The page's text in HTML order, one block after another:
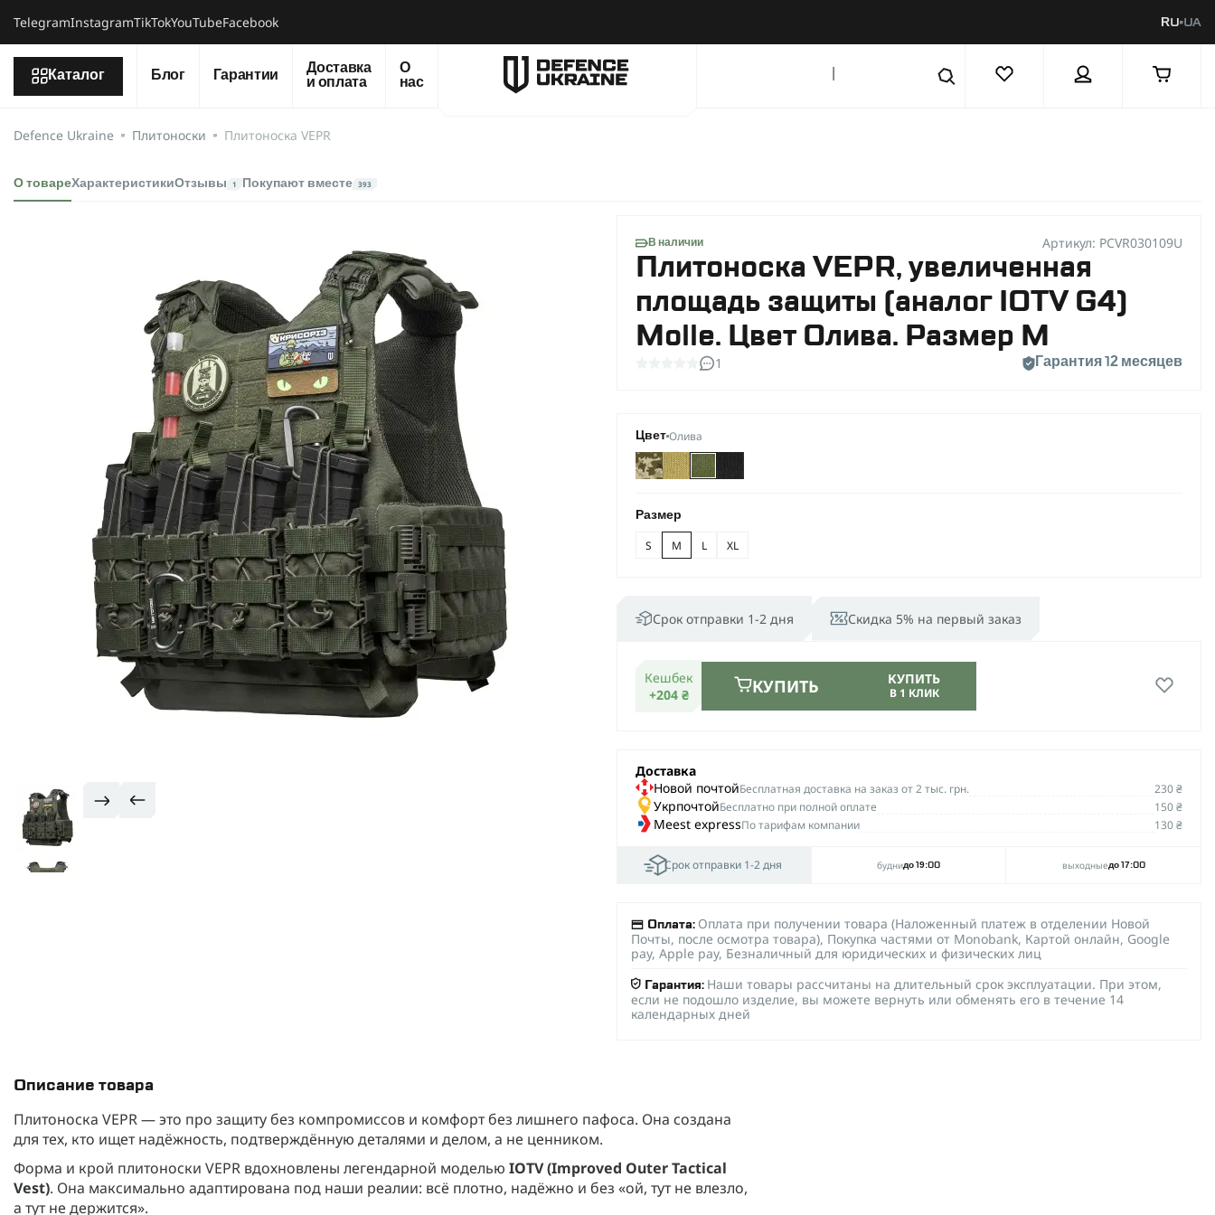
TelegramInstagramTikTokYouTubeFacebook RU UA
Каталог Блог Гарантии
Доставка
и оплата
О
нас
Defence Ukraine Плитоноски Плитоноска VEPR
О товареХарактеристикиОтзывы 1 Покупают вместе 393
В наличии Артикул: PCVR030109U
Плитоноска VEPR, увеличенная
площадь защиты (аналог IOTV G4)
Molle. Цвет Олива. Размер M
1 Гарантия 12 месяцев
Цвет Олива
Размер
S M L XL
Срок отправки 1-2 дня Скидка 5% на первый заказ
Кешбек
+204 ₴
КУПИТЬ КУПИТЬ
В 1 КЛИК
Доставка
Новой почтойБеcплатная доставка на заказ от 2 тыс. грн. 230 ₴
УкрпочтойБесплатно при полной оплате 150 ₴
Meest expressПо тарифам компании 130 ₴
Срок отправки 1-2 дня буднидо 19:00 выходныедо 17:00
Оплата: Оплата при получении товара (Наложенный платеж в отделении Новой
Почты, после осмотра товара), Покупка частями от Monobank, Картой онлайн, Google
pay, Apple pay, Безналичный для юридических и физических лиц
Гарантия: Наши товары рассчитаны на длительный срок эксплуатации. При этом,
если не подошло изделие, вы можете вернуть или обменять его в течение 14
календарных дней
Описание товара
Плитоноска VEPR — это про защиту без компромиссов и комфорт без лишнего пафоса. Она создана
для тех, кто ищет надёжность, подтверждённую деталями и делом, а не ценником.
Форма и крой плитоноски VEPR вдохновлены легендарной моделью IOTV (Improved Outer Tactical
Vest). Она максимально адаптирована под наши реалии: всё плотно, надёжно и без «ой, тут не влезло,
а тут не держится».